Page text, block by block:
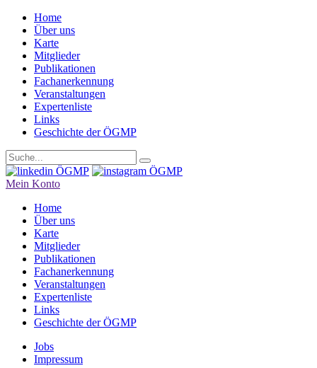
Home
Über uns
Karte
Mitglieder
Publikationen
Fachanerkennung
Veranstaltungen
Expertenliste
Links
Geschichte der ÖGMP
Mein Konto
Home
Über uns
Karte
Mitglieder
Publikationen
Fachanerkennung
Veranstaltungen
Expertenliste
Links
Geschichte der ÖGMP
Jobs
Impressum